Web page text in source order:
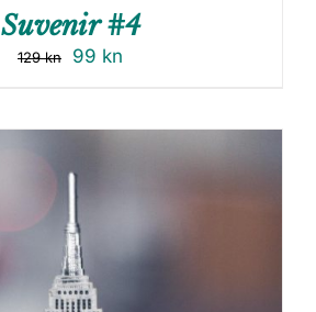
Suvenir #4
129kn 99 kn